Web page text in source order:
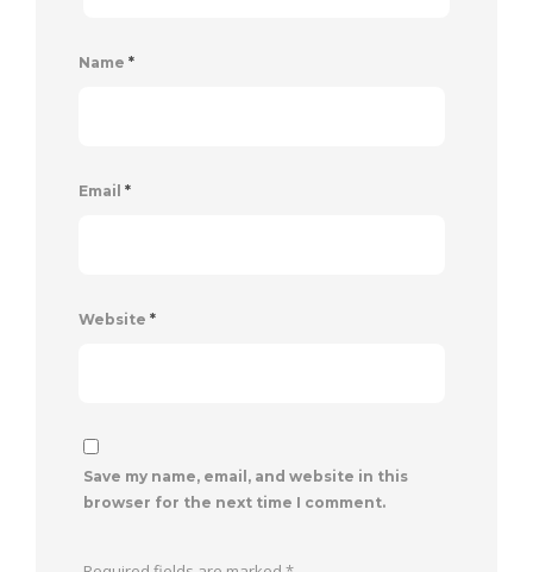
Name *
Email *
Website *
Save my name, email, and website in this
browser for the next time I comment.